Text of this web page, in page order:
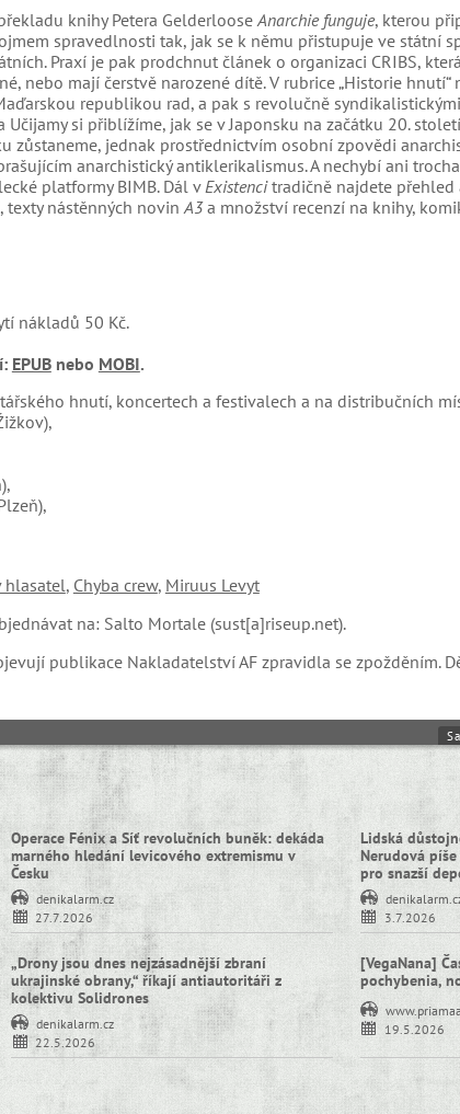
knihy Petera GelderlooseAnarchie funguje, kterou
spravedlnosti tak, jak se k němu přistupuje ve státní
Praxí je pak prodchnut článek o organizaci CRIBS,
nebo mají čerstvě narozené dítě. V rubrice „Historie hnutí“
republikou rad, a pak s revolučně
si přiblížíme, jak se v Japonsku na začátku 20.
zůstaneme, jednak prostřednictvím osobní zpovědi
anarchistický antiklerikalismus. A nechybí ani
platformy BIMB. Dál vExistencitradičně najdete přehled
texty nástěnných novinA3a množství recenzí na knihy,
nákladů 50 Kč.
EPUBnebo MOBI.
hnutí, koncertech a festivalech a na distribučních
hlasatel, Chyba crew, Miruus Levyt
na: Salto Mortale (sust[a]riseup.net).
publikace Nakladatelství AF zpravidla se zpožděním.
Operace Fénix a Síť revolučních buněk: dekáda
marného hledání levicového extremismu v
Česku
denikalarm.cz
27.7.2026
Lidská
Nerudová
pro snazší
3.7.2026
„Drony jsou dnes nejzásadnější zbraní
ukrajinské obrany,“ říkají antiautoritáři z
kolektivu Solidrones
denikalarm.cz
22.5.2026
[VegaNana]
pochybenia,
19.5.2026